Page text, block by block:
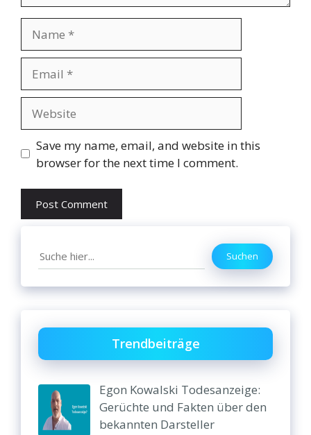
Save my name, email, and website in this
browser for the next time I comment.
Search Suchen
Trendbeiträge
Egon Kowalski Todesanzeige:
Gerüchte und Fakten über den
bekannten Darsteller